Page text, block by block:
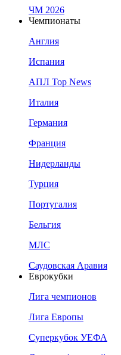
ЧМ 2026
Чемпионаты
Англия
Испания
АПЛ Top News
Италия
Германия
Франция
Нидерланды
Турция
Португалия
Бельгия
МЛС
Саудовская Аравия
Еврокубки
Лига чемпионов
Лига Европы
Суперкубок УЕФА